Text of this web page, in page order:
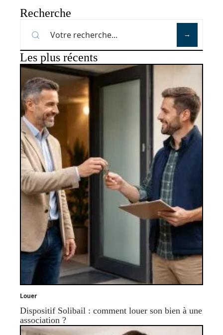
Recherche
Les plus récents
Louer
Dispositif Solibail : comment louer son bien à une
association ?